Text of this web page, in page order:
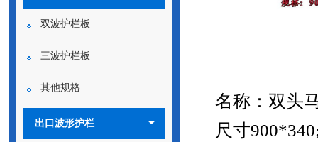
双波护栏板
三波护栏板
其他规格
出口波形护栏
名称：双头
尺寸